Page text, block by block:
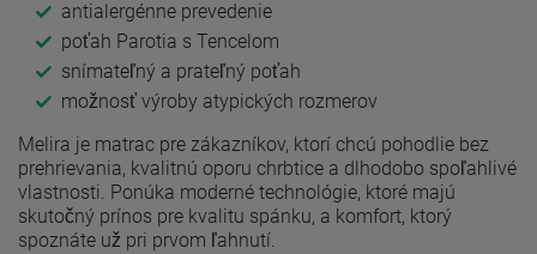
antialergénne prevedenie
poťah Parotia s Tencelom
snímateľný a prateľný poťah
možnosť výroby atypických rozmerov
Melira je matrac pre zákazníkov, ktorí chcú pohodlie bez
prehrievania, kvalitnú oporu chrbtice a dlhodobo spoľahlivé
vlastnosti. Ponúka moderné technológie, ktoré majú
skutočný prínos pre kvalitu spánku, a komfort, ktorý
spoznáte už pri prvom ľahnutí.